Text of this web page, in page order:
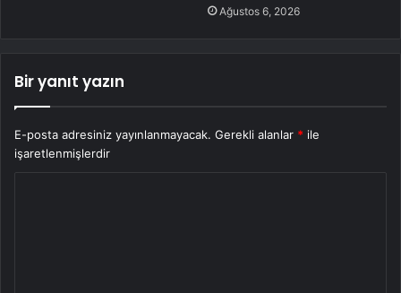
Ağustos 6, 2026
Bir yanıt yazın
E-posta adresiniz yayınlanmayacak. Gerekli alanlar * ile
işaretlenmişlerdir